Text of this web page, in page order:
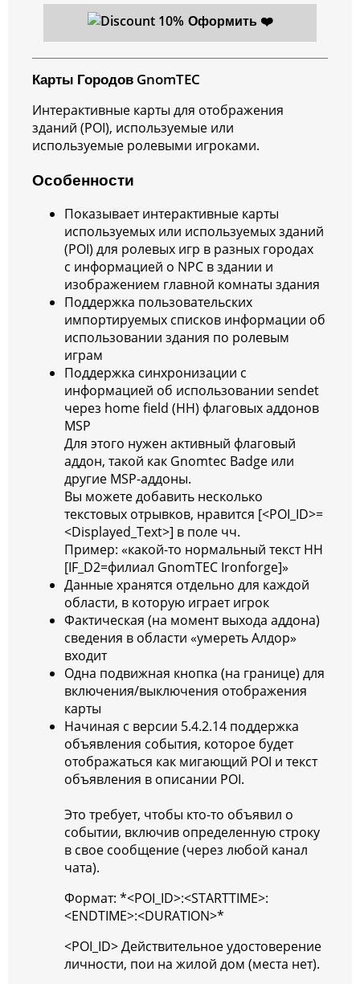
Оформить ❤️
Карты Городов GnomTEC
Интерактивные карты для отображения
зданий (POI), используемые или
используемые ролевыми игроками.
Особенности
Показывает интерактивные карты
используемых или используемых зданий
(POI) для ролевых игр в разных городах
с информацией о NPC в здании и
изображением главной комнаты здания
Поддержка пользовательских
импортируемых списков информации об
использовании здания по ролевым
играм
Поддержка синхронизации с
информацией об использовании sendet
через home field (HH) флаговых аддонов
MSP
Для этого нужен активный флаговый
аддон, такой как Gnomtec Badge или
другие MSP-аддоны.
Вы можете добавить несколько
текстовых отрывков, нравится [<POI_ID>=
<Displayed_Text>] в поле чч.
Пример: «какой-то нормальный текст HH
[IF_D2=филиал GnomTEC Ironforge]»
Данные хранятся отдельно для каждой
области, в которую играет игрок
Фактическая (на момент выхода аддона)
сведения в области «умереть Алдор»
входит
Одна подвижная кнопка (на границе) для
включения/выключения отображения
карты
Начиная с версии 5.4.2.14 поддержка
объявления события, которое будет
отображаться как мигающий POI и текст
объявления в описании POI.
Это требует, чтобы кто-то объявил о
событии, включив определенную строку
в свое сообщение (через любой канал
чата).
Формат: *<POI_ID>:<STARTTIME>:
<ENDTIME>:<DURATION>*
<POI_ID> Действительное удостоверение
личности, пои на жилой дом (места нет).